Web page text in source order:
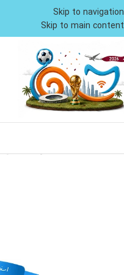
Skip to navigation
Skip to main content